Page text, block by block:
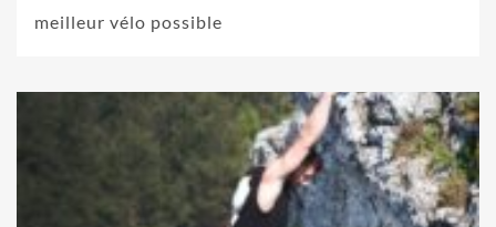
meilleur vélo possible